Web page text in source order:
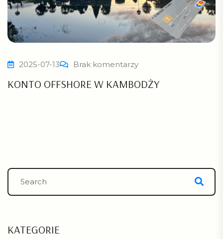
2025-07-13 Brak komentarzy
KONTO OFFSHORE W KAMBODŻY
KATEGORIE